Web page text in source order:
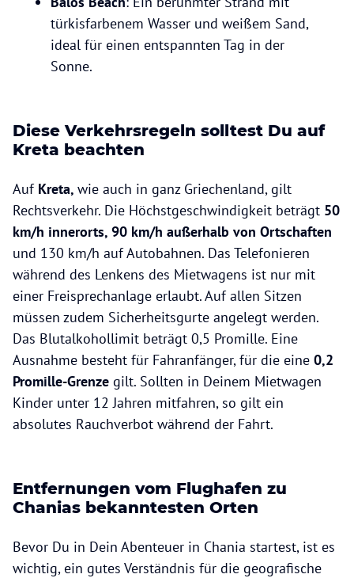
türkisfarbenem Wasser und weißem Sand,
ideal für einen entspannten Tag in der
Sonne.
Diese Verkehrsregeln solltest Du auf
Kreta beachten
Auf Kreta, wie auch in ganz Griechenland, gilt
Rechtsverkehr. Die Höchstgeschwindigkeit beträgt 50
km/h innerorts, 90 km/h außerhalb von Ortschaften
und 130 km/h auf Autobahnen. Das Telefonieren
während des Lenkens des Mietwagens ist nur mit
einer Freisprechanlage erlaubt. Auf allen Sitzen
müssen zudem Sicherheitsgurte angelegt werden.
Das Blutalkohollimit beträgt 0,5 Promille. Eine
Ausnahme besteht für Fahranfänger, für die eine 0,2
Promille-Grenze gilt. Sollten in Deinem Mietwagen
Kinder unter 12 Jahren mitfahren, so gilt ein
absolutes Rauchverbot während der Fahrt.
Entfernungen vom Flughafen zu
Chanias bekanntesten Orten
Bevor Du in Dein Abenteuer in Chania startest, ist es
wichtig, ein gutes Verständnis für die geografische